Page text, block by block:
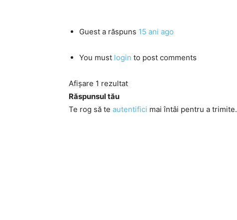
Guest a răspuns 15 ani ago
You must login to post comments
Afișare 1 rezultat
Răspunsul tău
Te rog să te autentifici mai întâi pentru a trimite.